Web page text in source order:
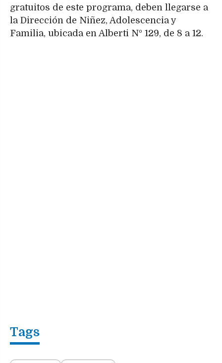
gratuitos de este programa, deben llegarse a
la Dirección de Niñez, Adolescencia y
Familia, ubicada en Alberti Nº 129, de 8 a 12.